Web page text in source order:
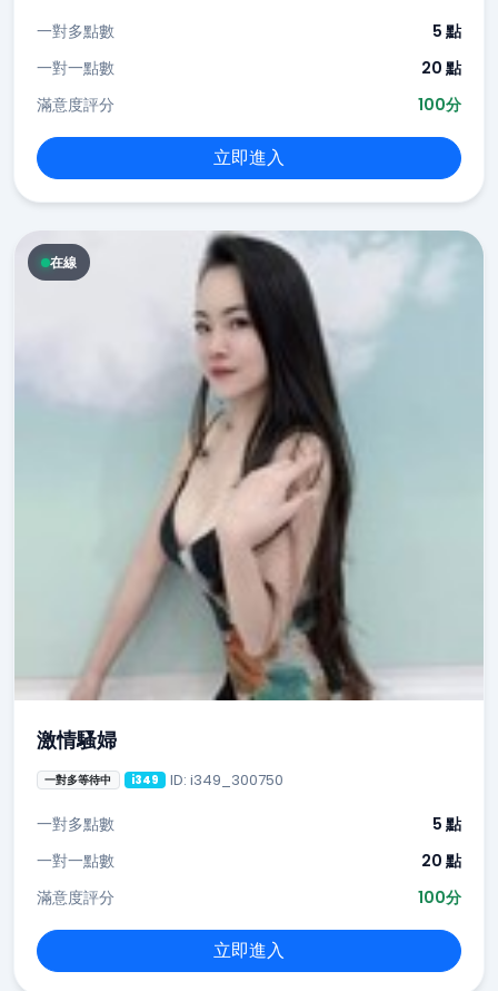
一對多點數
5 點
一對一點數
20 點
滿意度評分
100分
立即進入
在線
激情騷婦
一對多等待中 i349 ID: i349_300750
一對多點數
5 點
一對一點數
20 點
滿意度評分
100分
立即進入